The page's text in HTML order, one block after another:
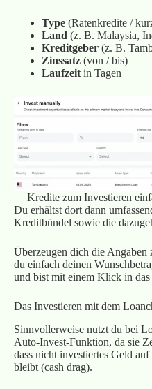
Type(Ratenkredite /
Land (z. B. Malaysia,
Kreditgeber(z. B.
Zinssatz(von / bis)
Laufzeitin Tagen
Kredite zum Investieren
Du erhältst dort dann
Kreditbündel sowie die
Überzeugen dich die Angaben
du einfach deinen
und bist mit einem Klick in
Das Investieren mit dem
Sinnvollerweise nutzt du bei
Auto‑Invest‑Funktion, da sie
dass nicht investiertes Geld
bleibt (cash drag).